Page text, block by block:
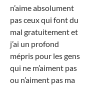
n’aime absolument
pas ceux qui font du
mal gratuitement et
j’ai un profond
mépris pour les gens
qui ne m’aiment pas
ou n’aiment pas ma